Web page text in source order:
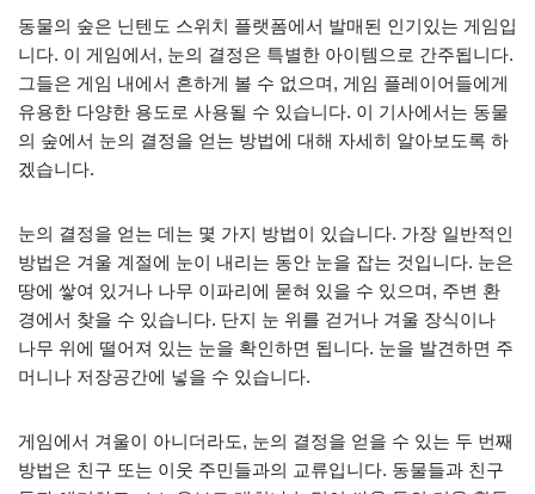
동물의 숲은 닌텐도 스위치 플랫폼에서 발매된 인기있는 게임입
니다. 이 게임에서, 눈의 결정은 특별한 아이템으로 간주됩니다.
그들은 게임 내에서 흔하게 볼 수 없으며, 게임 플레이어들에게
유용한 다양한 용도로 사용될 수 있습니다. 이 기사에서는 동물
의 숲에서 눈의 결정을 얻는 방법에 대해 자세히 알아보도록 하
겠습니다.
눈의 결정을 얻는 데는 몇 가지 방법이 있습니다. 가장 일반적인
방법은 겨울 계절에 눈이 내리는 동안 눈을 잡는 것입니다. 눈은
땅에 쌓여 있거나 나무 이파리에 묻혀 있을 수 있으며, 주변 환
경에서 찾을 수 있습니다. 단지 눈 위를 걷거나 겨울 장식이나
나무 위에 떨어져 있는 눈을 확인하면 됩니다. 눈을 발견하면 주
머니나 저장공간에 넣을 수 있습니다.
게임에서 겨울이 아니더라도, 눈의 결정을 얻을 수 있는 두 번째
방법은 친구 또는 이웃 주민들과의 교류입니다. 동물들과 친구